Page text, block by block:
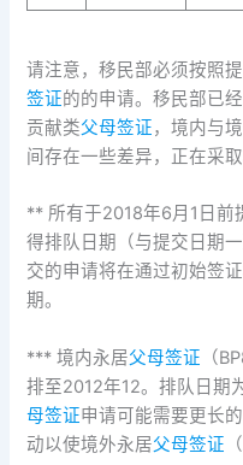
请注意，移民部必须按照
签证的的申请。移民部已
贡献类父母签证，境内与
间存在一些差异，正在采
** 所有于2018年6月1日前
得排队日期（与提交日期
交的申请将在通过初始签
期。
*** 境内永居父母签证 （
排至2012年12。排队日期
母签证申请可能需要更长
动以使境外永居父母签证